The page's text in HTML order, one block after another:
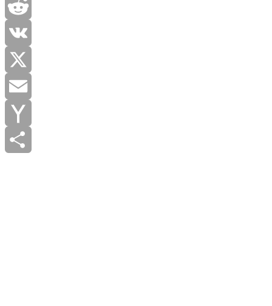
Telegram
Reddit
VK
X
Email
Yahoo